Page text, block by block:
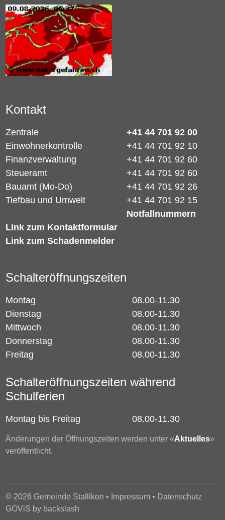
Kontakt
Zentrale
+41 44 701 92 00
Einwohnerkontrolle
+41 44 701 92 10
Finanzverwaltung
+41 44 701 92 60
Steueramt
+41 44 701 92 60
Bauamt (Mo-Do)
+41 44 701 92 26
Tiefbau und Umwelt
Link zum Kontaktformular
Link zum Schadenmelder
+41 44 701 92 15
Notfallnummern
Schalteröffnungszeiten
Montag
08.00-11.30
Dienstag
08.00-11.30
Mittwoch
08.00-11.30
Donnerstag
08.00-11.30
Freitag
08.00-11.30
Schalteröffnungszeiten während
Schulferien
Montag bis Freitag 08.00-11.30
Änderungen der Öffnungszeiten werden unter «Aktuelles»
veröffentlicht.
© 2026 Gemeinde Stallikon • Impressum • Datenschutz
GOViS by backslash